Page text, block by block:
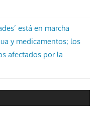
está en marcha
y medicamentos; los
afectados por la